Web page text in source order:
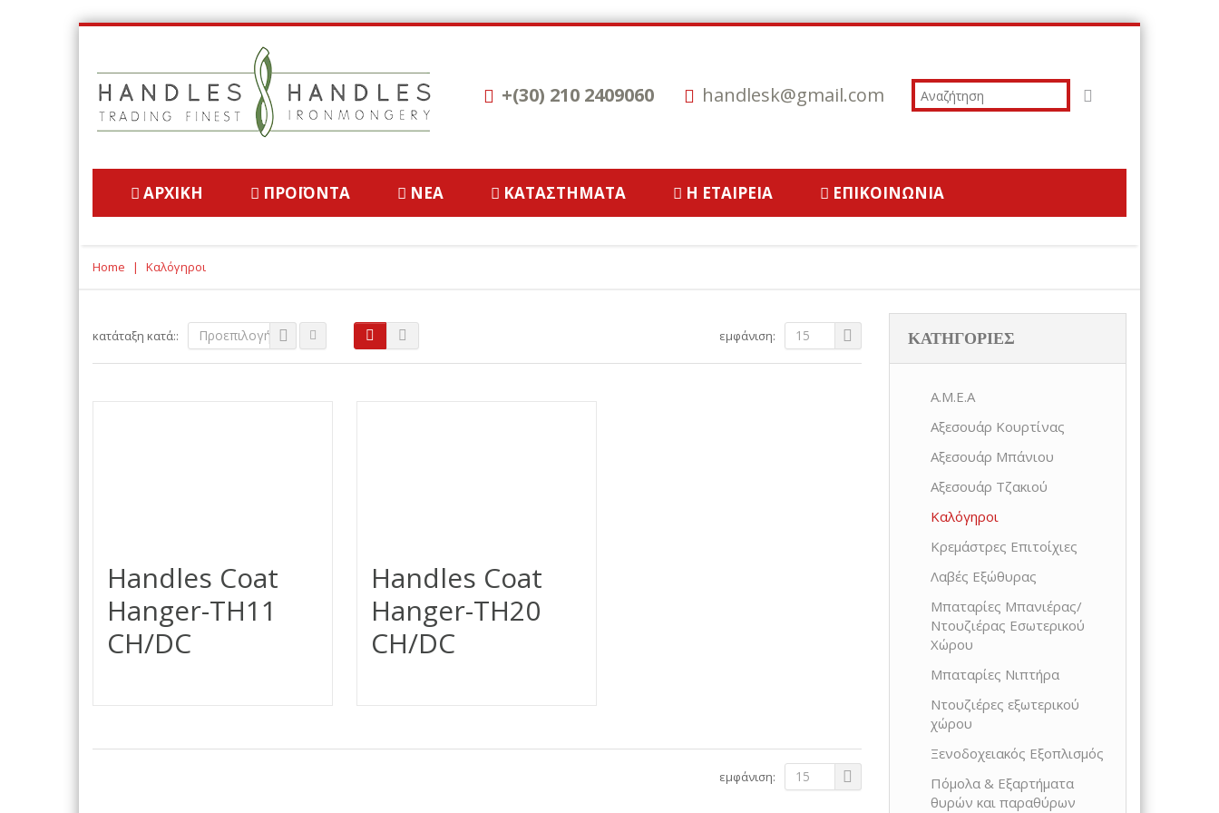
+(30) 210 2409060 handlesk@gmail.com
ΑΡΧΙΚΉ ΠΡΟΪΌΝΤΑ ΝΈΑ ΚΑΤΑΣΤΉΜΑΤΑ Η ΕΤΑΙΡΕΊΑ ΕΠΙΚΟΙΝΩΝΊΑ
Home | Καλόγηροι
κατάταξη κατά:: Προεπιλογή εμφάνιση: 15
Handles Coat
Hanger-TH11
CH/DC
Handles Coat
Hanger-TH20
CH/DC
εμφάνιση: 15
ΚΑΤΗΓΟΡΊΕΣ
Α.Μ.Ε.Α
Αξεσουάρ Κουρτίνας
Αξεσουάρ Μπάνιου
Αξεσουάρ Τζακιού
Καλόγηροι
Κρεμάστρες Επιτοίχιες
Λαβές Εξώθυρας
Μπαταρίες Μπανιέρας/
Ντουζιέρας Εσωτερικού
Χώρου
Μπαταρίες Νιπτήρα
Ντουζιέρες εξωτερικού
χώρου
Ξενοδοχειακός Εξοπλισμός
Πόμολα & Εξαρτήματα
θυρών και παραθύρων